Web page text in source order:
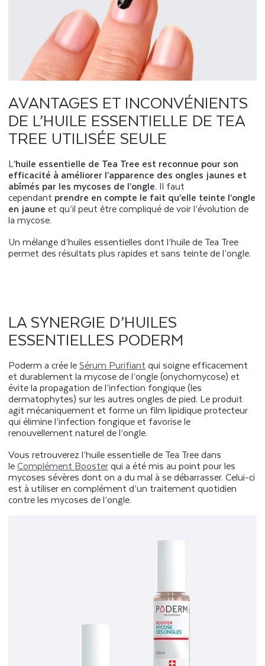
AVANTAGES ET INCONVÉNIENTS
DE L’HUILE ESSENTIELLE DE TEA
TREE UTILISÉE SEULE
L’huile essentielle de Tea Tree est reconnue pour son
efficacité à améliorer l’apparence des ongles jaunes et
abîmés par les mycoses de l’ongle. Il faut
cependant prendre en compte le fait qu’elle teinte l’ongle
en jaune et qu’il peut être compliqué de voir l’évolution de
la mycose.
Un mélange d’huiles essentielles dont l’huile de Tea Tree
permet des résultats plus rapides et sans teinte de l’ongle.
LA SYNERGIE D’HUILES
ESSENTIELLES PODERM
Poderm a crée leSérum Purifiantqui soigne efficacement
et durablement la mycose de l’ongle (onychomycose) et
évite la propagation de l’infection fongique (les
dermatophytes) sur les autres ongles de pied. Le produit
agit mécaniquement et forme un film lipidique protecteur
qui élimine l’infection fongique et favorise le
renouvellement naturel de l’ongle.
Vous retrouverez l’huile essentielle de Tea Tree dans
leComplément Boosterqui a été mis au point pour les
mycoses sévères dont on a du mal à se débarrasser. Celui-ci
est à utiliser en complément d’un traitement quotidien
contre les mycoses de l’ongle.